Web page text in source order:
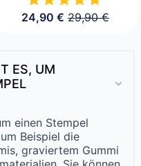
29,90€
24,90€ Aktueller
ES, UM
einen Stempel
Beispiel die
graviertem Gummi